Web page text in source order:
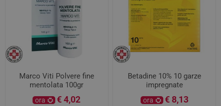
Marco Viti Polvere fine
mentolata 100gr
ora € 4,02
Betadine 10% 10 garze
impregnate
ora € 8,13